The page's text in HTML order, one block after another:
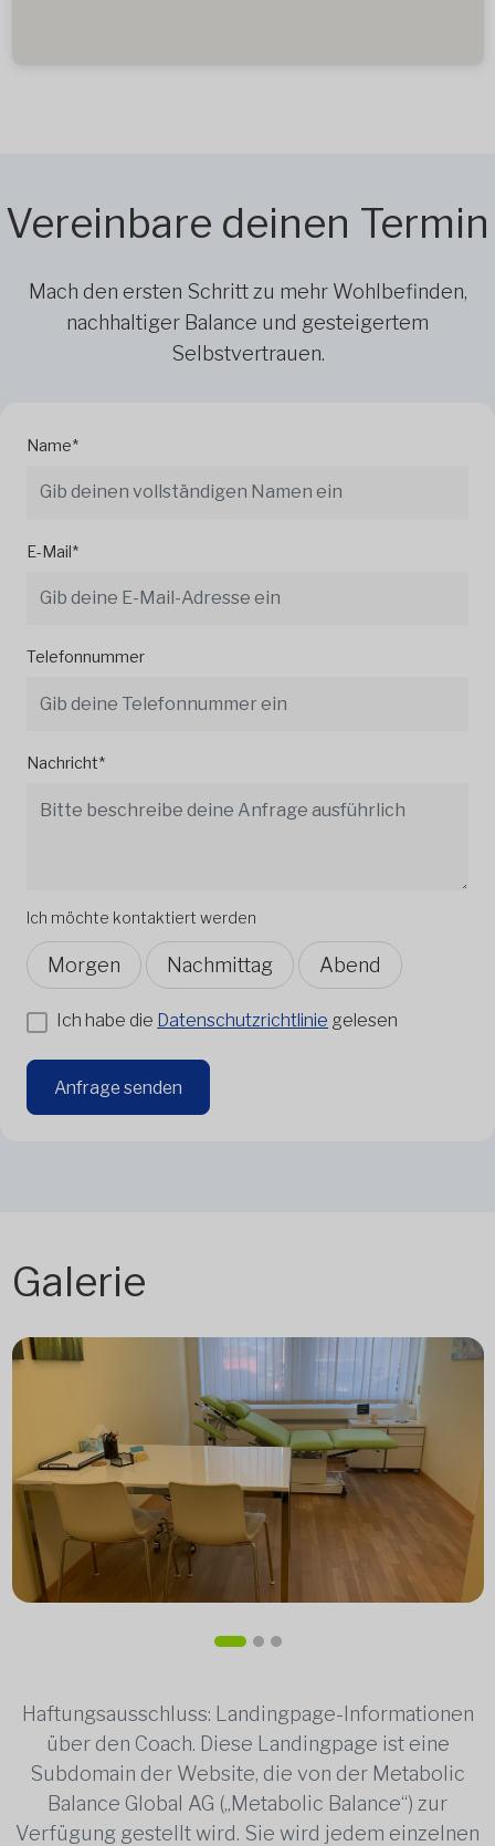
Vereinbare deinen Termin
Mach den ersten Schritt zu mehr Wohlbefinden,
nachhaltiger Balance und gesteigertem
Selbstvertrauen.
Name*
E-Mail*
Telefonnummer
Nachricht*
Ich möchte kontaktiert werden
Morgen Nachmittag Abend
Ich habe die Datenschutzrichtlinie gelesen
Anfrage senden
Galerie
Haftungsausschluss: Landingpage-Informationen
über den Coach. Diese Landingpage ist eine
Subdomain der Website, die von der Metabolic
Balance Global AG („Metabolic Balance“) zur
Verfügung gestellt wird. Sie wird jedem einzelnen